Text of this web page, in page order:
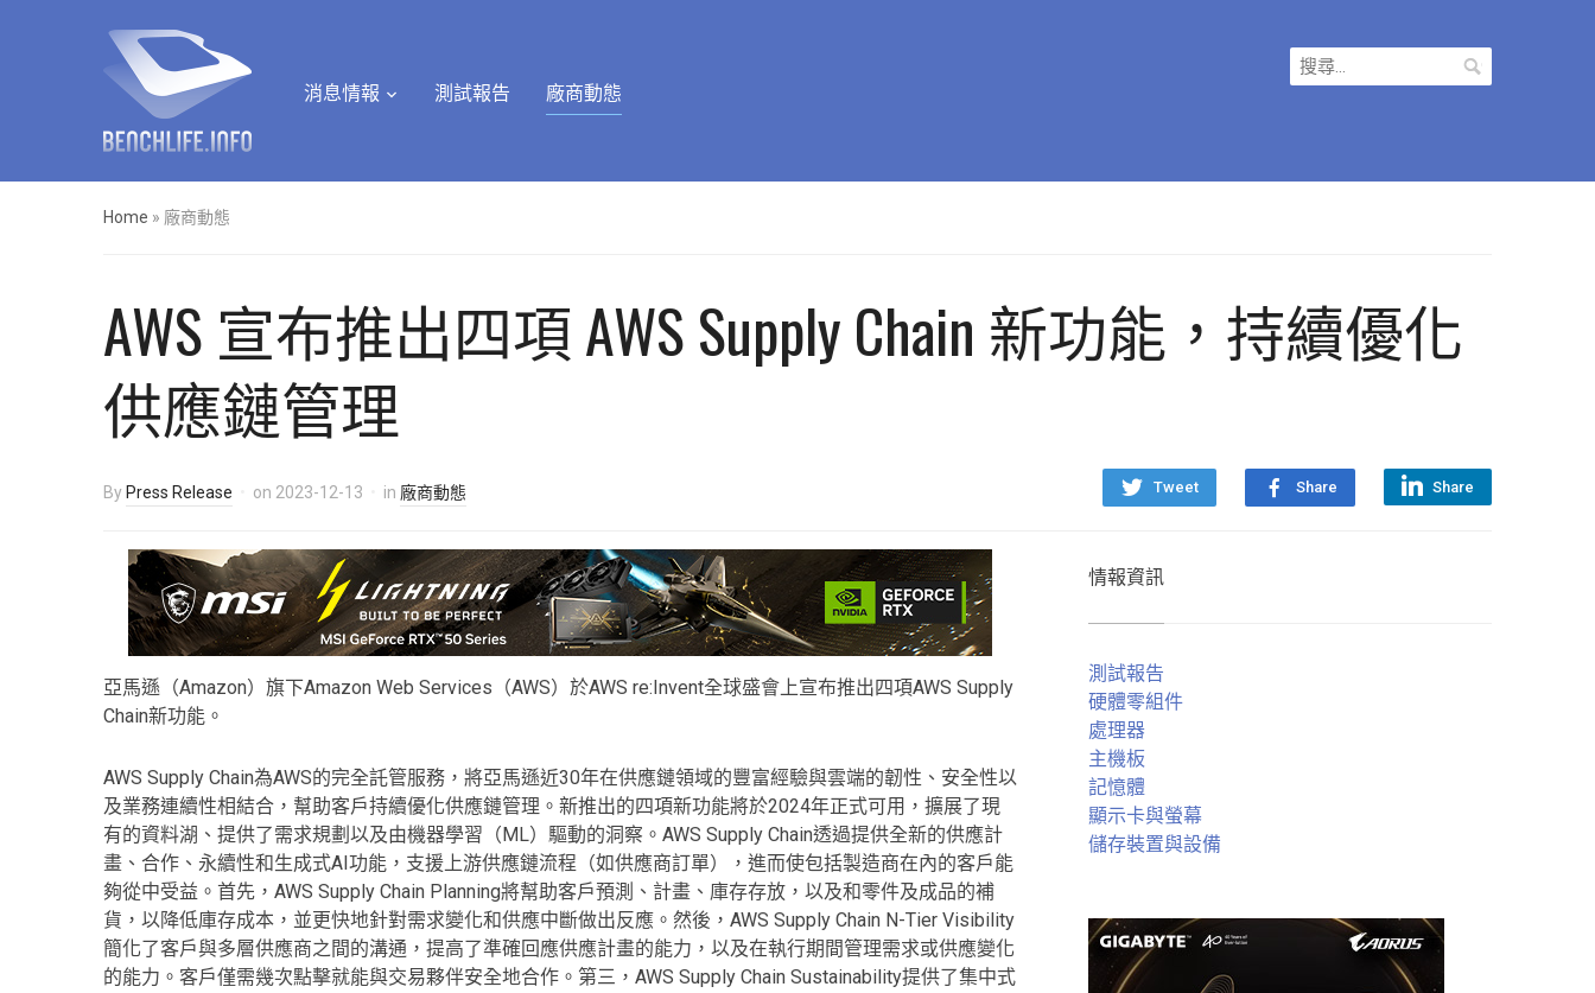
消息情報 測試報告 廠商動態
搜
尋
Home » 廠商動態
AWS 宣布推出四項 AWS Supply Chain 新功能，持續優化
供應鏈管理
Tweet Share Share
By Press Release on 2023-12-13 in 廠商動態
亞馬遜（Amazon）旗下Amazon Web Services（AWS）於AWS re:Invent全球盛會上宣布推出四項AWS Supply
Chain新功能。
AWS Supply Chain為AWS的完全託管服務，將亞馬遜近30年在供應鏈領域的豐富經驗與雲端的韌性、安全性以
及業務連續性相結合，幫助客戶持續優化供應鏈管理。新推出的四項新功能將於2024年正式可用，擴展了現
有的資料湖、提供了需求規劃以及由機器學習（ML）驅動的洞察。AWS Supply Chain透過提供全新的供應計
畫、合作、永續性和生成式AI功能，支援上游供應鏈流程（如供應商訂單），進而使包括製造商在內的客戶能
夠從中受益。首先，AWS Supply Chain Planning將幫助客戶預測、計畫、庫存存放，以及和零件及成品的補
貨，以降低庫存成本，並更快地針對需求變化和供應中斷做出反應。然後，AWS Supply Chain N-Tier Visibility
簡化了客戶與多層供應商之間的溝通，提高了準確回應供應計畫的能力，以及在執行期間管理需求或供應變化
的能力。客戶僅需幾次點擊就能與交易夥伴安全地合作。第三，AWS Supply Chain Sustainability提供了集中式
情報資訊
測試報告
硬體零組件
處理器
主機板
記憶體
顯示卡與螢幕
儲存裝置與設備